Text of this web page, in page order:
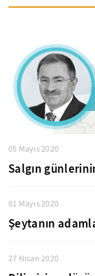
05 Mayıs 2020
Salgın
01 Mayıs 2020
Şeytanın
27 Nisan 2020